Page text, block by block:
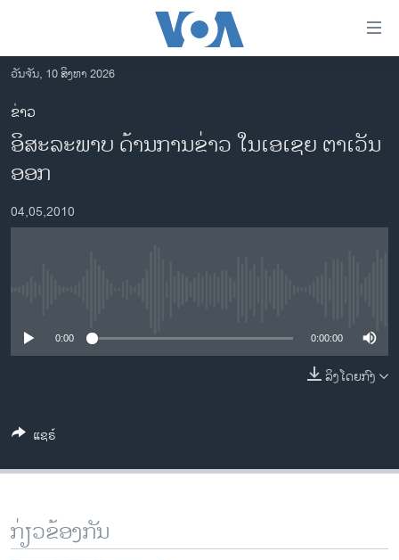
ເຂົ້າ
ຫາ
ຂ້າມ
ຂ້າມ
ຂ້າມ
ໄປ
ຫາ
ຊອກ
ອາເມຣິກາ
ຂ່າວ​ຈີນ
ຊີວິດຊາວລາວ
ທຸລະກິດ
ພາສາອັງກິດ
ສຽງ
ວັນຈັນ, 10 ສິງຫາ 2026
ຂ່າວ
ອິສະລະພາບ ດ້ານການຂ່າວ ໃນເອເຊຍ ຕາເວັນ
ອອກ
04,05,2010
0:00 0:00:00
ລິງໂດຍກົງ
ແຊຣ໌
ກ່ຽວຂ້ອງກັນ